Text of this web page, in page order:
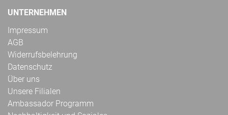
UNTERNEHMEN
Impressum
AGB
Widerrufsbelehrung
Datenschutz
Über uns
Unsere Filialen
Ambassador Programm